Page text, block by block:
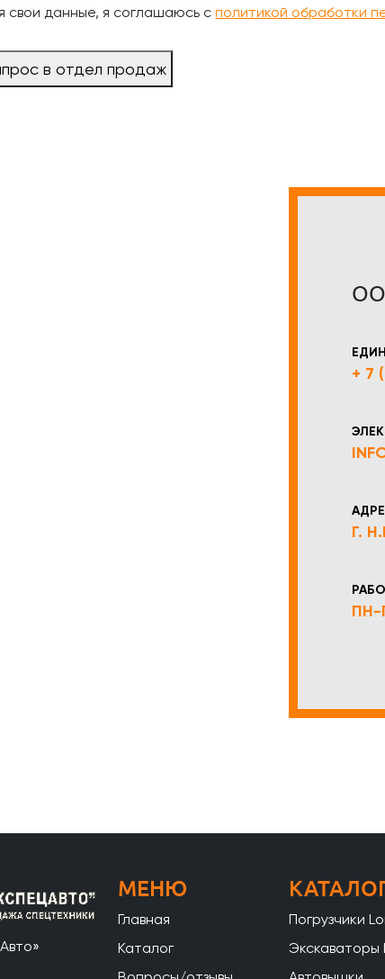
свои данные, я соглашаюсь сполитикой обработки
в отдел продаж
+ 7
Г.
ПН-
МЕНЮ
Главная
Каталог